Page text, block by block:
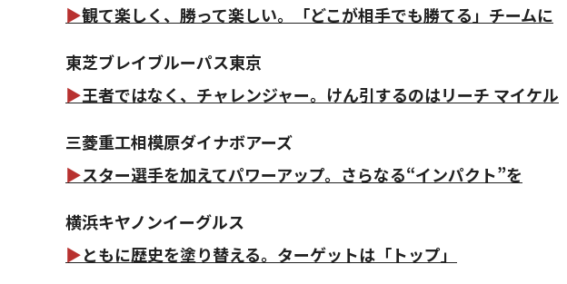
▶観て楽しく、勝って楽しい。「どこが相手でも勝てる」チームに
東芝ブレイブルーパス東京
▶王者ではなく、チャレンジャー。けん引するのはリーチ マイケル
三菱重工相模原ダイナボアーズ
▶スター選手を加えてパワーアップ。さらなる“インパクト”を
横浜キヤノンイーグルス
▶ともに歴史を塗り替える。ターゲットは「トップ」